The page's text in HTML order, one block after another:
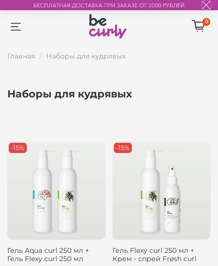
0
Главная Наборы для кудрявых
Наборы для кудрявых
-15%
Гель Aqua curl 250 мл +
Гель Flexy curl 250 мл
-15%
Гель Flexy curl 250 мл +
Крем - спрей Fresh curl